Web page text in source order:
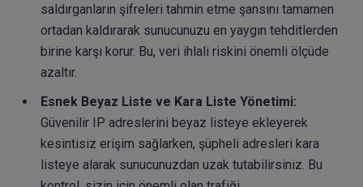
saldırganların şifreleri tahmin etme şansını tamamen
ortadan kaldırarak sunucunuzu en yaygın tehditlerden
birine karşı korur. Bu, veri ihlali riskini önemli ölçüde
azaltır.
Esnek Beyaz Liste ve Kara Liste Yönetimi:
Güvenilir IP adreslerini beyaz listeye ekleyerek
kesintisiz erişim sağlarken, şüpheli adresleri kara
listeye alarak sunucunuzdan uzak tutabilirsiniz. Bu